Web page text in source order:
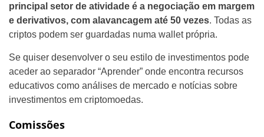
principal setor de atividade é a negociação em margem
e derivativos, com alavancagem até 50 vezes. Todas as
criptos podem ser guardadas numa wallet própria.
Se quiser desenvolver o seu estilo de investimentos pode
aceder ao separador “Aprender” onde encontra recursos
educativos como análises de mercado e notícias sobre
investimentos em criptomoedas.
Comissões